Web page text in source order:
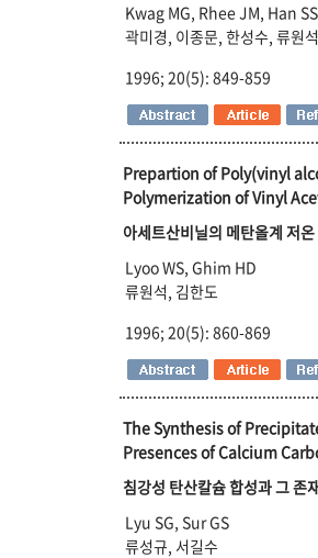
Kwag MG, Rhee JM, Han
곽미경, 이종문, 한성수, 류원
1996; 20(5): 849-859
Prepartion of Poly(vinyl
Polymerization of Vinyl
아세트산비닐의 메탄올계 저
Lyoo WS, Ghim HD
류원석, 김한도
1996; 20(5): 860-869
The Synthesis of
Presences of Calcium
침강성 탄산칼슘 합성과 그
Lyu SG, Sur GS
류성규, 서길수